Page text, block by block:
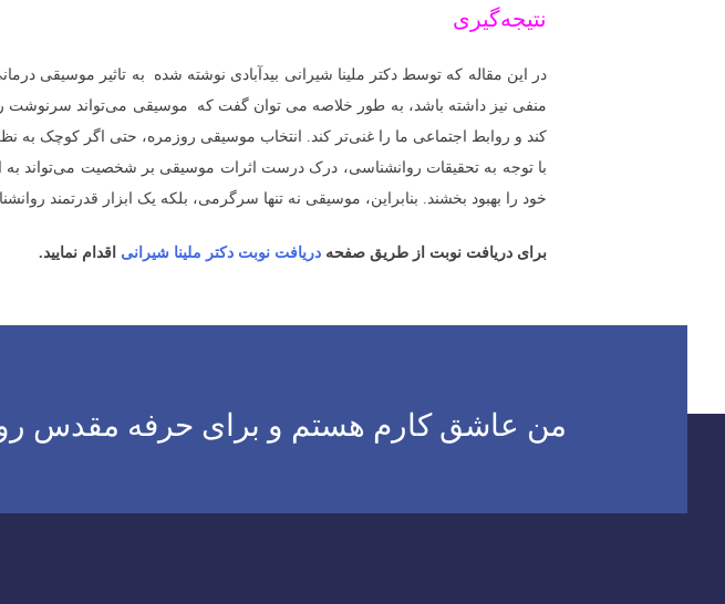
نتیجه‌گیری
در این مقاله که توسط دکتر ملینا شیرانی بیدآبادی نوشته شده به تاثیر موسیقی
منفی نیز داشته باشد، به طور خلاصه می توان گفت که موسیقی می‌تواند سرنوشت
کند و روابط اجتماعی ما را غنی‌تر کند. انتخاب موسیقی روزمره، حتی اگر کوچک به
با توجه به تحقیقات روانشناسی، درک درست اثرات موسیقی بر شخصیت می‌تواند به
خود را بهبود بخشند. بنابراین، موسیقی نه تنها سرگرمی، بلکه یک ابزار قدرتمند
برای دریافت نوبت از طریق صفحه دریافت نوبت دکتر ملینا شیرانی اقدام نمایید.
من عاشق کارم هستم و برای حرفه مقدس